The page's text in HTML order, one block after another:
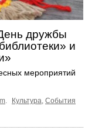
дружбы
и
мероприятий
. Культура, События